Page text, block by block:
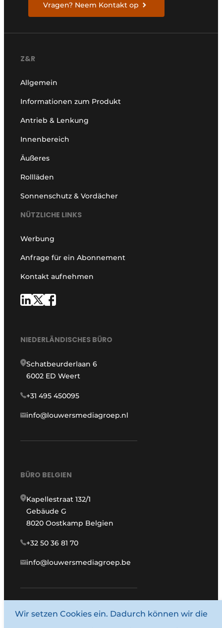
Vragen? Neem Kontakt op
Z&R
Allgemein
Informationen zum Produkt
Antrieb & Lenkung
Innenbereich
Äußeres
Rollläden
Sonnenschutz & Vordächer
NÜTZLICHE LINKS
Werbung
Anfrage für ein Abonnement
Kontakt aufnehmen
NIEDERLÄNDISCHES BÜRO
Schatbeurderlaan 6
6002 ED Weert
+31 495 450095
info@louwersmediagroep.nl
BÜRO BELGIEN
Kapellestraat 132/1
Gebäude G
8020 Oostkamp Belgien
+32 50 36 81 70
info@louwersmediagroep.be
www.louwersmediagroep.com
Wir setzen Cookies ein. Dadurch können wir die